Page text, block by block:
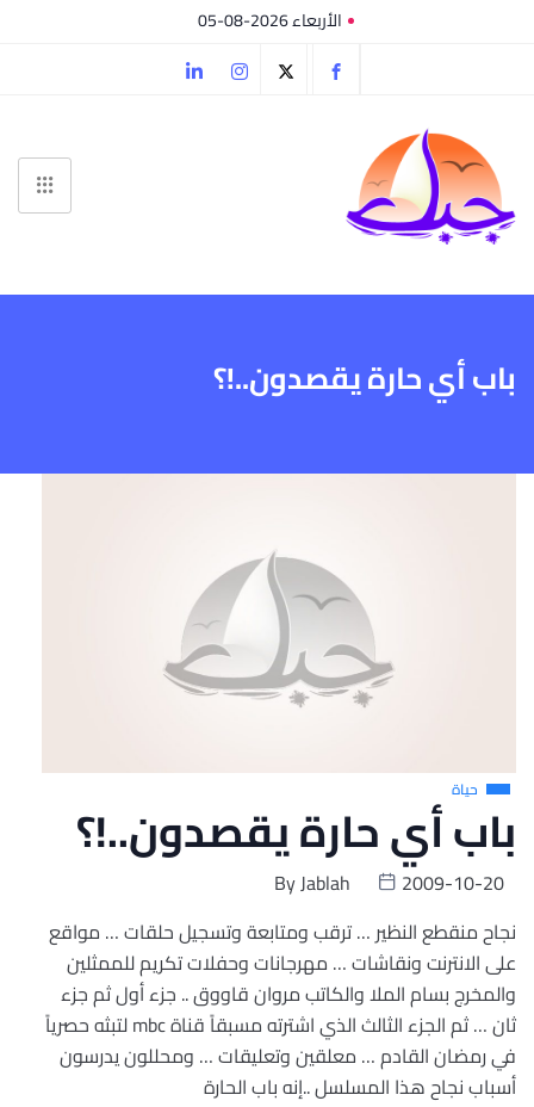
الأربعاء 2026-08-05
باب أي حارة يقصدون..!؟
حياة
باب أي حارة يقصدون..!؟
ByJablah
2009-10-20
نجاح منقطع النظير … ترقب ومتابعة وتسجيل حلقات … مواقع
على الانترنت ونقاشات … مهرجانات وحفلات تكريم للممثلين
والمخرج بسام الملا والكاتب مروان قاووق .. جزء أول ثم جزء
ثان … ثم الجزء الثالث الذي اشترته مسبقاً قناة mbc لتبثه حصرياً
في رمضان القادم … معلقين وتعليقات … ومحللون يدرسون
أسباب نجاح هذا المسلسل ..إنه باب الحارة